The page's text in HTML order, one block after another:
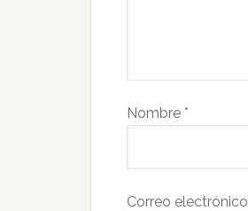
Nombre *
Correo electrónico